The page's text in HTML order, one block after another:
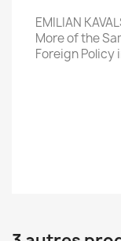
EMILIAN
More of the
Foreign Policy